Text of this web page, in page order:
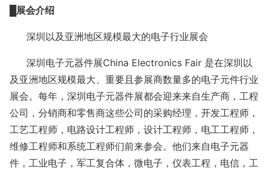
█展会介绍
深圳以及亚洲地区规模最大的电子行业展会
深圳电子元器件展China Electronics Fair 是在深圳以
及亚洲地区规模最大、重要且参展商数量多的电子元件行业
展会。每年，深圳电子元器件展都会迎来来自生产商，工程
公司，分销商和零售商这些公司的采购经理，开发工程师，
工艺工程师，电路设计工程师，设计工程师，电工工程师，
维修工程师和系统工程师们前来参会。他们来自电子元器
件，工业电子，军工复合体，微电子，仪表工程，电信，工